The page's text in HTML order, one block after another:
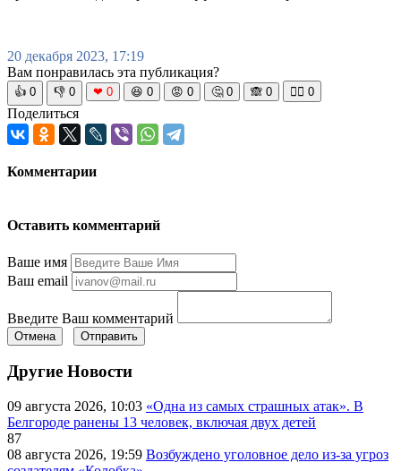
20 декабря 2023, 17:19
Вам понравилась эта публикация?
👍 0 👎 0 ❤ 0 😆 0 😡 0 🤔 0 🙈 0 🧘‍♀️ 0
Поделиться
Комментарии
Оставить комментарий
Ваше имя
Ваш email
Введите Ваш комментарий
Отмена Отправить
Другие Новости
09 августа 2026, 10:03 «Одна из самых страшных атак». В
Белгороде ранены 13 человек, включая двух детей
87
08 августа 2026, 19:59 Возбуждено уголовное дело из-за угроз